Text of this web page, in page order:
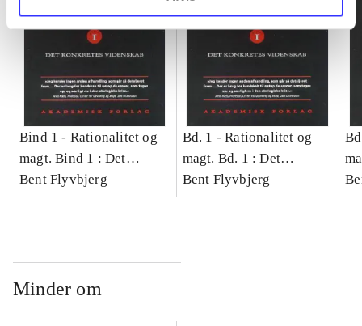
Bind 1 - Rationalitet og
magt. Bind 1 : Det
konkretes videnskab
Bent Flyvbjerg
Bd. 1 -Rationalitet og
magt. Bd. 1 : Det
konkretes videnskab
Bent Flyvbjerg
Minder om